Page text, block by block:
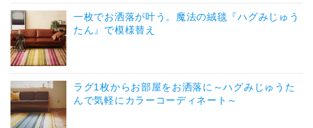
一枚でお洒落が叶う。魔法の絨毯『ハグみじゅう
たん』で模様替え
ラグ1枚からお部屋をお洒落に～ハグみじゅうた
んで気軽にカラーコーディネート～